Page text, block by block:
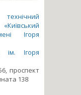
Ігоря
Ігоря
проспект
138